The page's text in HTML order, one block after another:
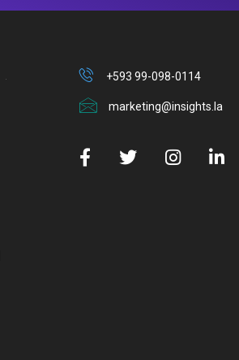
+593 99-098-0114
marketing@insights.la